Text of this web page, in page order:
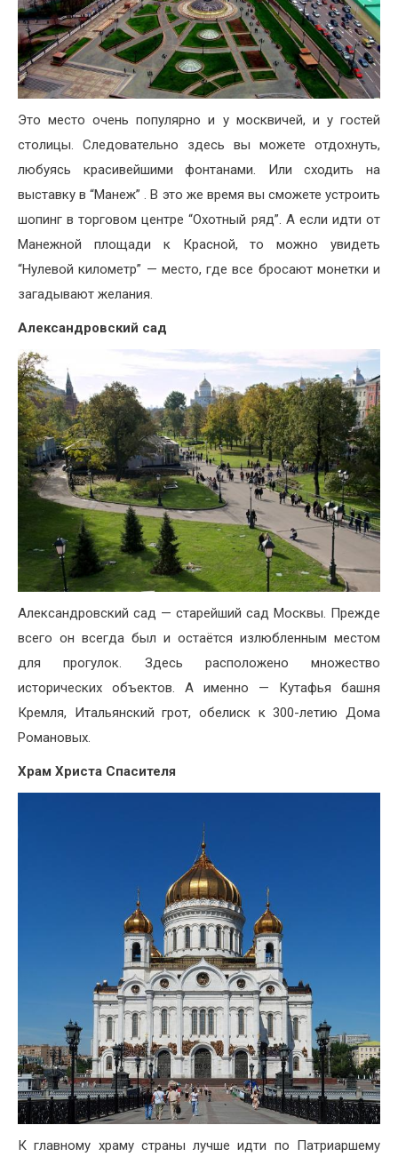
Это место очень популярно и у москвичей, и у гостей
столицы. Следовательно здесь вы можете отдохнуть,
любуясь красивейшими фонтанами. Или сходить на
выставку в “Манеж” . В это же время вы сможете устроить
шопинг в торговом центре “Охотный ряд”. А если идти от
Манежной площади к Красной, то можно увидеть
“Нулевой километр” — место, где все бросают монетки и
загадывают желания.
Александровский сад
Александровский сад — старейший сад Москвы. Прежде
всего он всегда был и остаётся излюбленным местом
для прогулок. Здесь расположено множество
исторических объектов. А именно — Кутафья башня
Кремля, Итальянский грот, обелиск к 300-летию Дома
Романовых.
Храм Христа Спасителя
К главному храму страны лучше идти по Патриаршему